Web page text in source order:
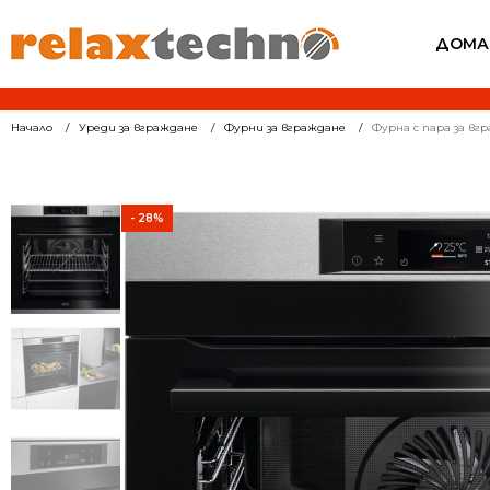
Начало Уреди за вграждане Фурни за вграждане Фурна с пара за
- 28%